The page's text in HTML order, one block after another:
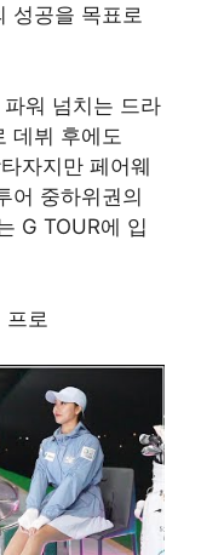
성공을 목표로
워 넘치는 드라
데뷔 후에도
자지만 페어웨
어 중하위권의
G TOUR에 입
프로